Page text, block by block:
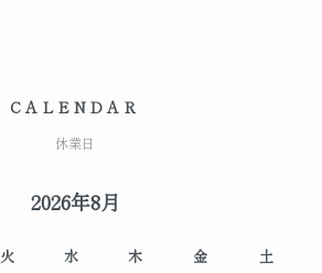
CALENDAR
休業日
2026年8月
火 水 木 金
土